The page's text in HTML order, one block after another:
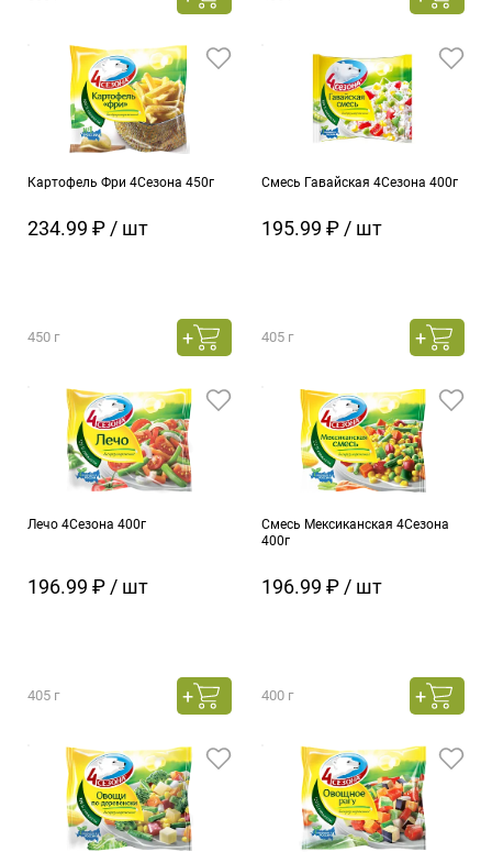
Картофель Фри 4Сезона 450г
234.99 ₽ / шт
450 г
Смесь Гавайская 4Сезона 400г
195.99 ₽ / шт
405 г
Лечо 4Сезона 400г
196.99 ₽ / шт
405 г
Смесь Мексиканская 4Сезона
400г
196.99 ₽ / шт
400 г